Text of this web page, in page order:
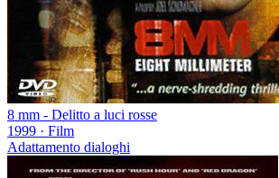
8 mm - Delitto a luci rosse
1999 · Film
Adattamento dialoghi